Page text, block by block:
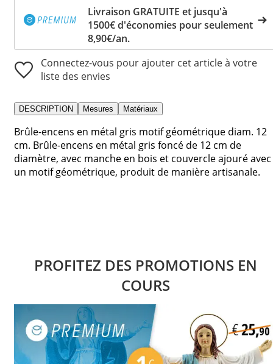
Livraison GRATUITE et jusqu'à
1500€ d'économies pour seulement
8,90€/an.
Connectez-vous pour ajouter cet article à votre
liste des envies
DESCRIPTION Mesures Matériaux
Brûle-encens en métal gris motif géométrique diam. 12
cm. Brûle-encens en métal gris foncé de 12 cm de
diamètre, avec manche en bois et couvercle ajouré avec
un motif géométrique, produit de manière artisanale.
PROFITEZ DES PROMOTIONS EN
COURS